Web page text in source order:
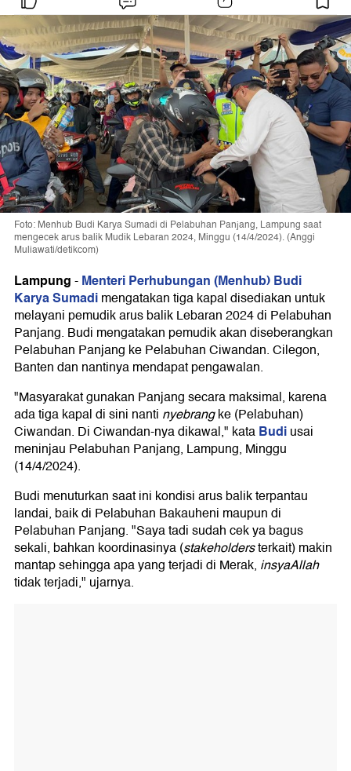
Foto: Menhub Budi Karya Sumadi di Pelabuhan Panjang, Lampung saat
mengecek arus balik Mudik Lebaran 2024, Minggu (14/4/2024). (Anggi
Muliawati/detikcom)
Lampung-Menteri Perhubungan (Menhub) Budi
Karya Sumadimengatakan tiga kapal disediakan untuk
melayani pemudik arus balik Lebaran 2024 di Pelabuhan
Panjang. Budi mengatakan pemudik akan diseberangkan
Pelabuhan Panjang ke Pelabuhan Ciwandan. Cilegon,
Banten dan nantinya mendapat pengawalan.
"Masyarakat gunakan Panjang secara maksimal, karena
ada tiga kapal di sini nanti nyebrangke (Pelabuhan)
Ciwandan. Di Ciwandan-nya dikawal," kataBudiusai
meninjau Pelabuhan Panjang, Lampung, Minggu
(14/4/2024).
Budi menuturkan saat ini kondisi arus balik terpantau
landai, baik di Pelabuhan Bakauheni maupun di
Pelabuhan Panjang. "Saya tadi sudah cek ya bagus
sekali, bahkan koordinasinya (stakeholdersterkait) makin
mantap sehingga apa yang terjadi di Merak, insyaAllah
tidak terjadi," ujarnya.